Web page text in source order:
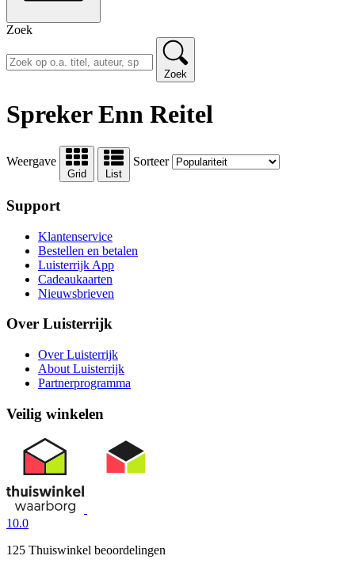
Zoek
Zoek
Spreker Enn Reitel
Weergave
Grid List
Sorteer
Support
Klantenservice
Bestellen en betalen
Luisterrijk App
Cadeaukaarten
Nieuwsbrieven
Over Luisterrijk
Over Luisterrijk
About Luisterrijk
Partnerprogramma
Veilig winkelen
10.0
125 Thuiswinkel beoordelingen